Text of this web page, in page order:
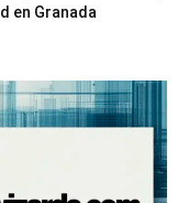
en Granada